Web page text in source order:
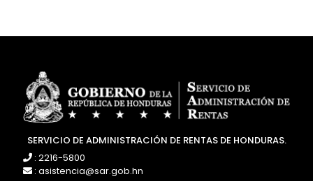
SERVICIO DE ADMINISTRACIÓN DE RENTAS DE HONDURAS.
: 2216-5800
: asistencia@sar.gob.hn